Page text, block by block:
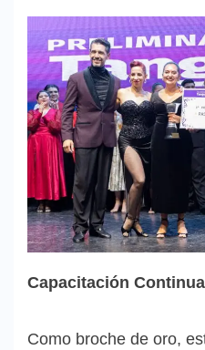
Capacitación Continua
Como broche de oro,